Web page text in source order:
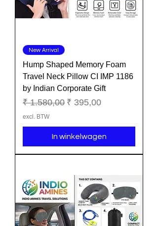
New Arrival
Hump Shaped Memory Foam
Travel Neck Pillow CI IMP 1186
by Indian Corporate Gift
Normale prijs
₹ 1.580,00 Verkoopprijs
₹ 395,00
excl. BTW
In winkelwagen